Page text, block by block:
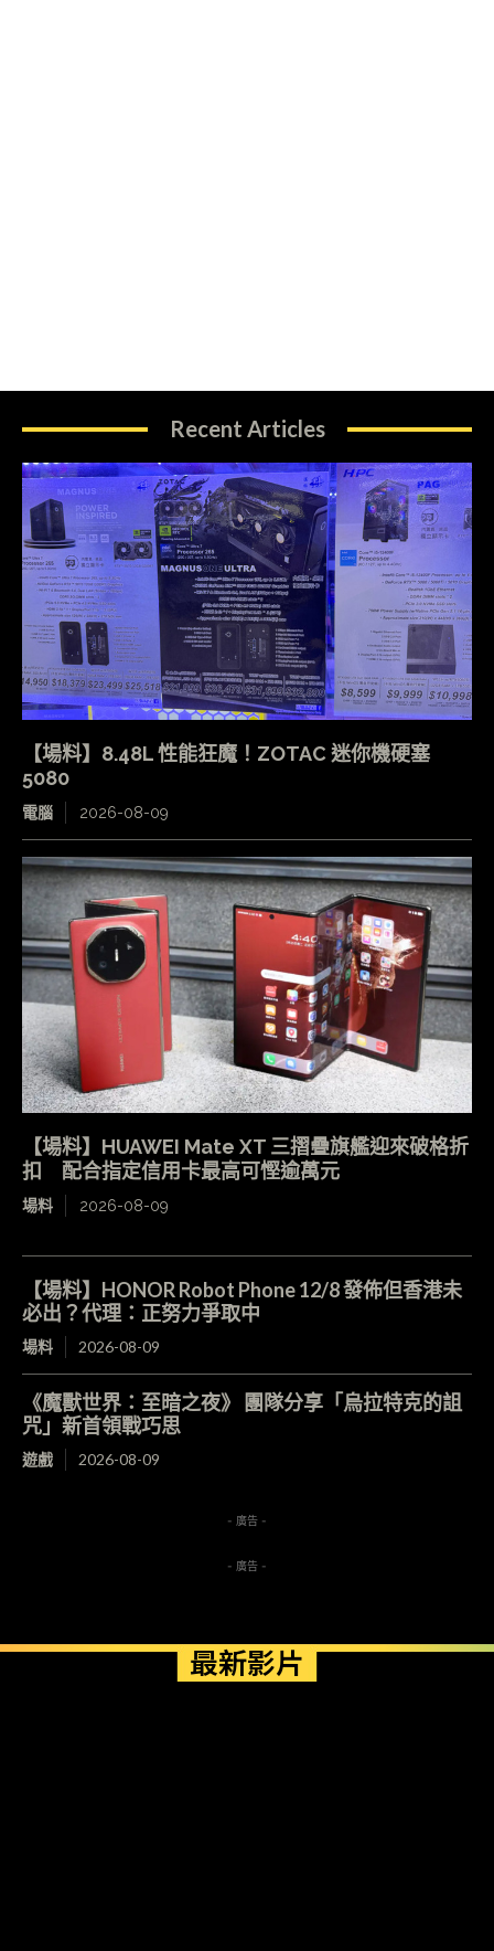
Recent Articles
【場料】8.48L 性能狂魔！ZOTAC 迷你機硬塞
5080
電腦 2026-08-09
【場料】HUAWEI Mate XT 三摺疊旗艦迎來破格折
扣 配合指定信用卡最高可慳逾萬元
場料 2026-08-09
【場料】HONOR Robot Phone 12/8 發佈但香港未
必出？代理：正努力爭取中
場料 2026-08-09
《魔獸世界：至暗之夜》 團隊分享「烏拉特克的詛
咒」新首領戰巧思
遊戲 2026-08-09
- 廣告 -
- 廣告 -
最新影片